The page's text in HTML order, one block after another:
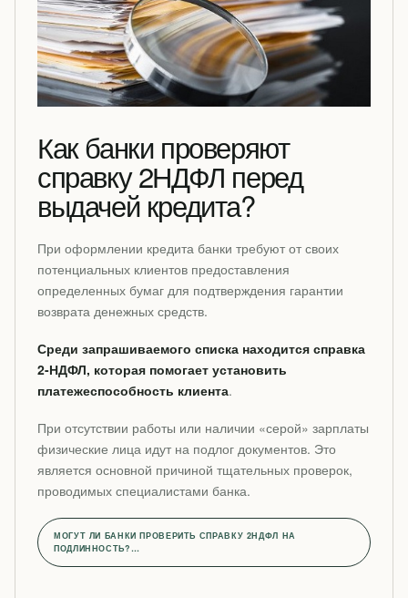
Как банки проверяют
справку 2НДФЛ перед
выдачей кредита?
При оформлении кредита банки требуют от своих
потенциальных клиентов предоставления
определенных бумаг для подтверждения гарантии
возврата денежных средств.
Среди запрашиваемого списка находится справка
2-НДФЛ, которая помогает установить
платежеспособность клиента.
При отсутствии работы или наличии «серой» зарплаты
физические лица идут на подлог документов. Это
является основной причиной тщательных проверок,
проводимых специалистами банка.
МОГУТ ЛИ БАНКИ ПРОВЕРИТЬ СПРАВКУ 2НДФЛ НА
ПОДЛИННОСТЬ?…